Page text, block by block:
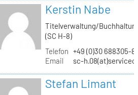
Kerstin Nabe
Titelverwaltung/
(SC H-8)
Telefon +49 (0)30 688305-
Email
sc-
Stefan Limant